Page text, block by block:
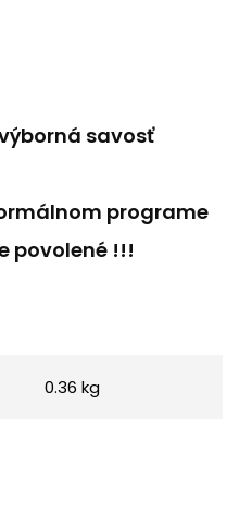
savosť
programe
povolené !!!
0.36 kg